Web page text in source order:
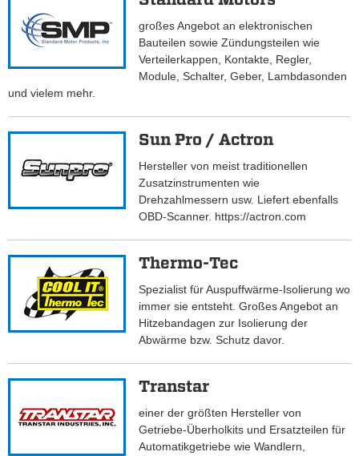
großes Angebot an elektronischen
Bauteilen sowie Zündungsteilen wie
Verteilerkappen, Kontakte, Regler,
Module, Schalter, Geber, Lambdasonden
und vielem mehr.
Sun Pro / Actron
Hersteller von meist traditionellen
Zusatzinstrumenten wie
Drehzahlmessern usw. Liefert ebenfalls
OBD-Scanner. https://actron.com
Thermo-Tec
Spezialist für Auspuffwärme-Isolierung wo
immer sie entsteht. Großes Angebot an
Hitzebandagen zur Isolierung der
Abwärme bzw. Schutz davor.
Transtar
einer der größten Hersteller von
Getriebe-Überholkits und Ersatzteilen für
Automatikgetriebe wie Wandlern,